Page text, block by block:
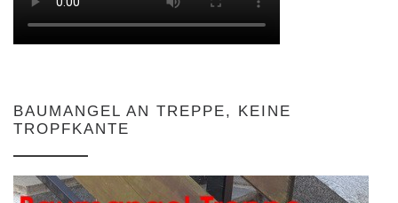
BAUMANGEL AN TREPPE, KEINE
TROPFKANTE